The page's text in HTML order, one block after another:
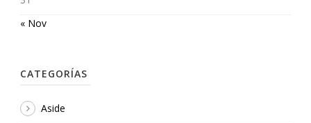
« Nov
CATEGORÍAS
Aside